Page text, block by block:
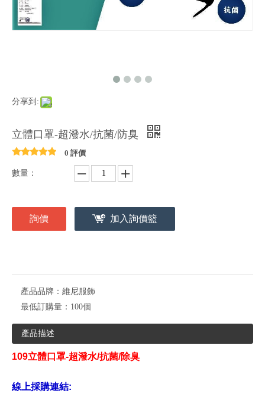
分享到:
立體口罩-超潑水/抗菌/防臭
0 評價
數量：
詢價 加入詢價籃
產品品牌： 維尼服飾
最低訂購量： 100個
產品描述
109立體口罩-超潑水/抗菌/除臭
線上採購連結: